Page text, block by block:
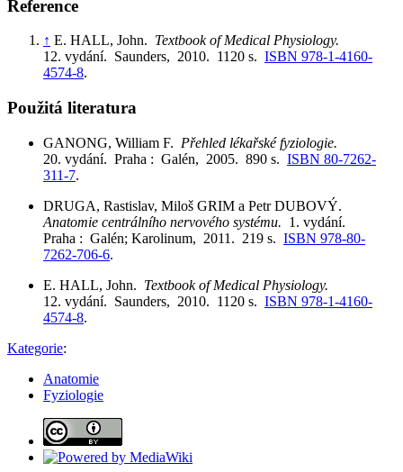
Reference
↑ E. HALL, John. Textbook of Medical Physiology.
12. vydání. Saunders, 2010. 1120 s. ISBN 978-1-4160-
4574-8.
Použitá literatura
GANONG, William F. Přehled lékařské fyziologie.
20. vydání. Praha : Galén, 2005. 890 s. ISBN 80-7262-
311-7.
DRUGA, Rastislav, Miloš GRIM a Petr DUBOVÝ.
Anatomie centrálního nervového systému. 1. vydání.
Praha : Galén; Karolinum, 2011. 219 s. ISBN 978-80-
7262-706-6.
E. HALL, John. Textbook of Medical Physiology.
12. vydání. Saunders, 2010. 1120 s. ISBN 978-1-4160-
4574-8.
Kategorie:
Anatomie
Fyziologie